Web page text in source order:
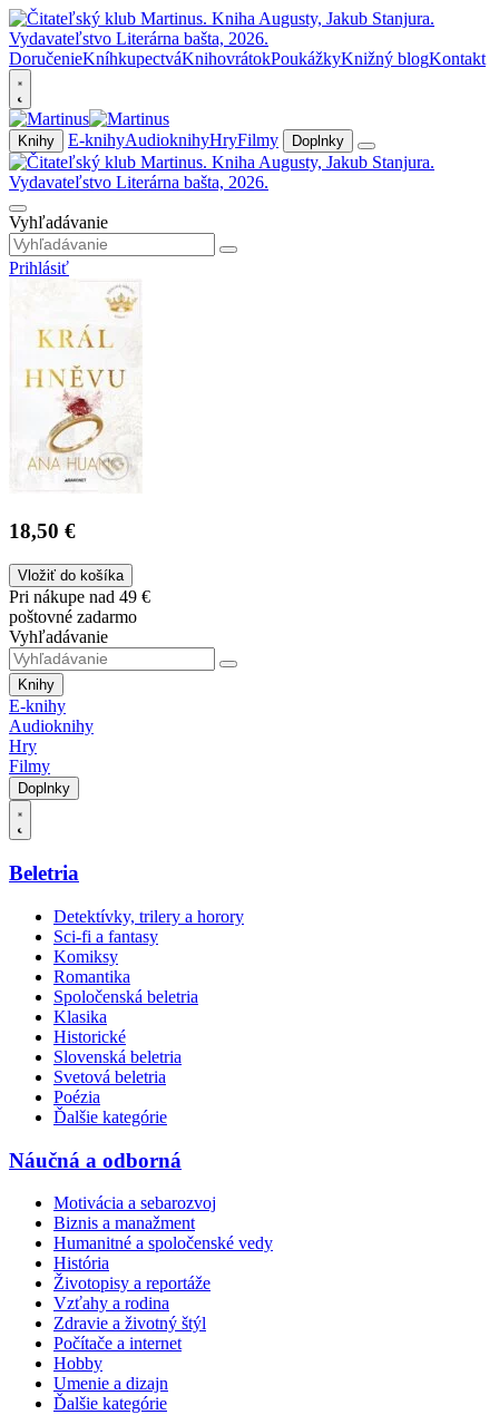
DoručenieKníhkupectváKnihovrátokPoukážkyKnižný blogKontakt
Knihy E-knihyAudioknihyHryFilmy Doplnky
Vyhľadávanie
Prihlásiť
18,50 €
Vložiť do košíka
Pri nákupe nad 49 €
poštovné zadarmo
Vyhľadávanie
Knihy
E-knihy
Audioknihy
Hry
Filmy
Doplnky
Beletria
Detektívky, trilery a horory
Sci-fi a fantasy
Komiksy
Romantika
Spoločenská beletria
Klasika
Historické
Slovenská beletria
Svetová beletria
Poézia
Ďalšie kategórie
Náučná a odborná
Motivácia a sebarozvoj
Biznis a manažment
Humanitné a spoločenské vedy
História
Životopisy a reportáže
Vzťahy a rodina
Zdravie a životný štýl
Počítače a internet
Hobby
Umenie a dizajn
Ďalšie kategórie